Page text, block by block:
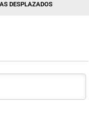
DESPLAZADOS